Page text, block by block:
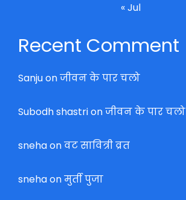
« Jul
Recent Comment
Sanjuonजीवन के पार चलो
Subodh shastrionजीवन के पार चलो
snehaonवट सावित्री व्रत
snehaonमुर्ती पुजा